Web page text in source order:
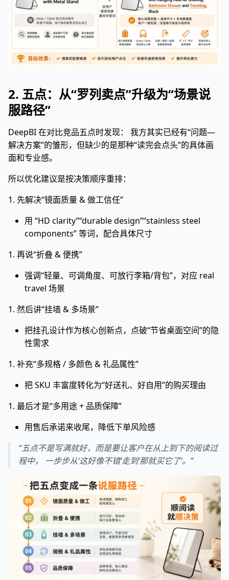
2. 五点：从“罗列卖点”升级为“场景说
服路径”
DeepBI 在对比竞品五点时发现： 我方其实已经有“问题—
解决方案”的雏形，但缺少的是那种“读完会点头”的具体画
面和专业感。
所以优化建议是按决策顺序重排：
1. 先解决“镜面质量 & 做工信任”
用 “HD clarity”“durable design”“stainless steel
components” 等词，配合具体尺寸
1. 再说“折叠 & 便携”
强调“轻量、可调角度、可放行李箱/背包”，对应 real
travel 场景
1. 然后讲“挂墙 & 多场景”
把挂孔设计作为核心创新点，点破“节省桌面空间”的隐
性需求
1. 补充“多规格 / 多颜色 & 礼品属性”
把 SKU 丰富度转化为“好送礼、好自用”的购买理由
1. 最后才是“多用途 + 品质保障”
用售后承诺来收尾，降低下单风险感
“五点不是写满就好，而是要让客户在从上到下的阅读过
程中， 一步步从‘这好像不错’走到‘那就买它了’。”